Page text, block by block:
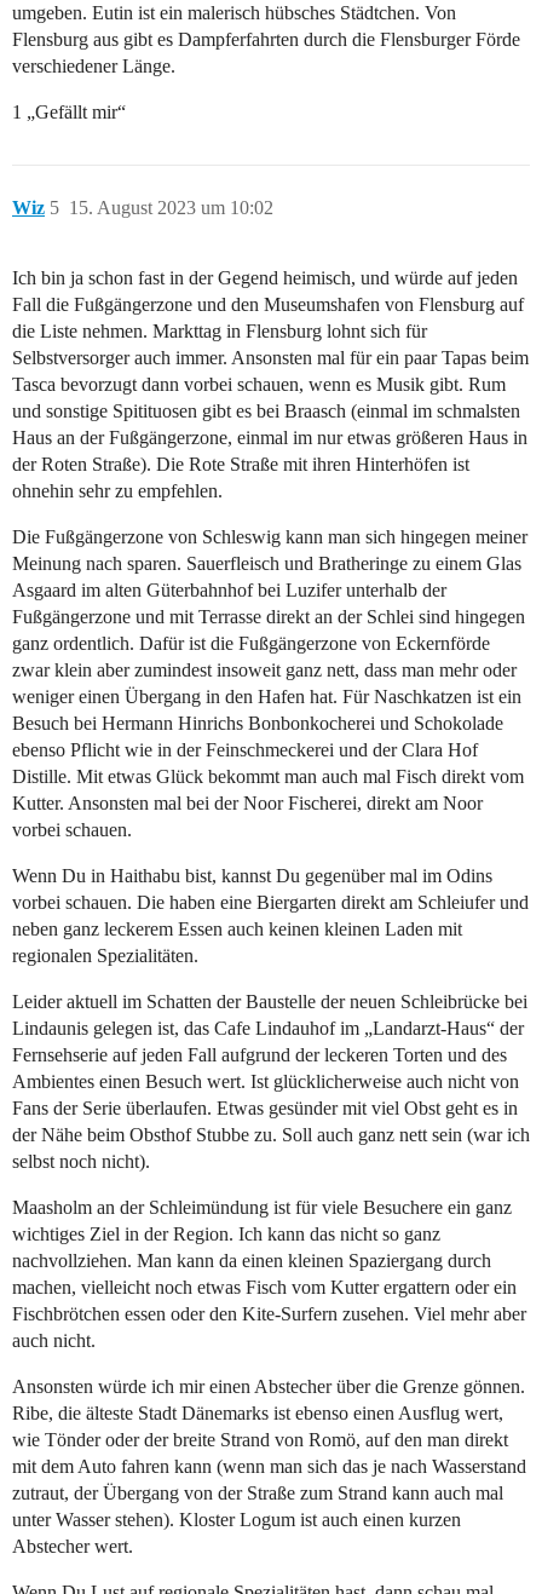
umgeben. Eutin ist ein malerisch hübsches Städtchen. Von
Flensburg aus gibt es Dampferfahrten durch die Flensburger Förde
verschiedener Länge.
1 „Gefällt mir“
Wiz 15. August 2023 um 10:02
5
Ich bin ja schon fast in der Gegend heimisch, und würde auf jeden
Fall die Fußgängerzone und den Museumshafen von Flensburg auf
die Liste nehmen. Markttag in Flensburg lohnt sich für
Selbstversorger auch immer. Ansonsten mal für ein paar Tapas beim
Tasca bevorzugt dann vorbei schauen, wenn es Musik gibt. Rum
und sonstige Spitituosen gibt es bei Braasch (einmal im schmalsten
Haus an der Fußgängerzone, einmal im nur etwas größeren Haus in
der Roten Straße). Die Rote Straße mit ihren Hinterhöfen ist
ohnehin sehr zu empfehlen.
Die Fußgängerzone von Schleswig kann man sich hingegen meiner
Meinung nach sparen. Sauerfleisch und Bratheringe zu einem Glas
Asgaard im alten Güterbahnhof bei Luzifer unterhalb der
Fußgängerzone und mit Terrasse direkt an der Schlei sind hingegen
ganz ordentlich. Dafür ist die Fußgängerzone von Eckernförde
zwar klein aber zumindest insoweit ganz nett, dass man mehr oder
weniger einen Übergang in den Hafen hat. Für Naschkatzen ist ein
Besuch bei Hermann Hinrichs Bonbonkocherei und Schokolade
ebenso Pflicht wie in der Feinschmeckerei und der Clara Hof
Distille. Mit etwas Glück bekommt man auch mal Fisch direkt vom
Kutter. Ansonsten mal bei der Noor Fischerei, direkt am Noor
vorbei schauen.
Wenn Du in Haithabu bist, kannst Du gegenüber mal im Odins
vorbei schauen. Die haben eine Biergarten direkt am Schleiufer und
neben ganz leckerem Essen auch keinen kleinen Laden mit
regionalen Spezialitäten.
Leider aktuell im Schatten der Baustelle der neuen Schleibrücke bei
Lindaunis gelegen ist, das Cafe Lindauhof im „Landarzt-Haus“ der
Fernsehserie auf jeden Fall aufgrund der leckeren Torten und des
Ambientes einen Besuch wert. Ist glücklicherweise auch nicht von
Fans der Serie überlaufen. Etwas gesünder mit viel Obst geht es in
der Nähe beim Obsthof Stubbe zu. Soll auch ganz nett sein (war ich
selbst noch nicht).
Maasholm an der Schleimündung ist für viele Besuchere ein ganz
wichtiges Ziel in der Region. Ich kann das nicht so ganz
nachvollziehen. Man kann da einen kleinen Spaziergang durch
machen, vielleicht noch etwas Fisch vom Kutter ergattern oder ein
Fischbrötchen essen oder den Kite-Surfern zusehen. Viel mehr aber
auch nicht.
Ansonsten würde ich mir einen Abstecher über die Grenze gönnen.
Ribe, die älteste Stadt Dänemarks ist ebenso einen Ausflug wert,
wie Tönder oder der breite Strand von Romö, auf den man direkt
mit dem Auto fahren kann (wenn man sich das je nach Wasserstand
zutraut, der Übergang von der Straße zum Strand kann auch mal
unter Wasser stehen). Kloster Logum ist auch einen kurzen
Abstecher wert.